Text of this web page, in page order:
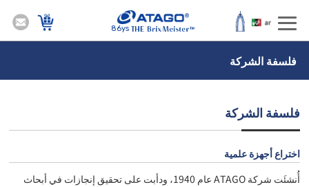
86ys
فلسفة الشركة
فلسفة الشركة
اختراع أجھزة علمية
أُنشئَت شركة ATAGO عام 1940، ودأبت على تحقيق إنجازات في أبحاث